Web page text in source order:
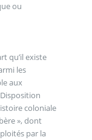
ou
qu’il existe
les
aux
coloniale
», dont
par la